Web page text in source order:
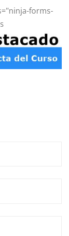
forms-